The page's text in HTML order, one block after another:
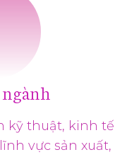
kỹ thuật, kinh tế
vực sản xuất,